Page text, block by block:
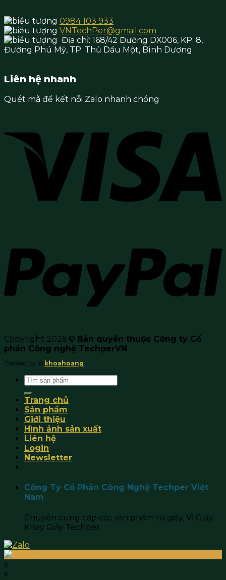
0984 103 933
VNTechPer@gmail.com
Địa chỉ: 168/42 Đường DX006, KP. 8,
Đường Phú Mỹ, TP. Thủ Dầu Một, Bình Dương
Liên hệ nhanh
Quét mã để kết nỗi Zalo nhanh chóng
Copyright 2026 © Bản quyền thuộc Công ty Cổ
phần Công nghệ TechperVN
Created by © khoahoang
Search
for:
Trang chủ
Sản phẩm
Giới thiệu
Hình ảnh sản xuất
Liên hệ
Login
Newsletter
Công Ty Cổ Phần Công Nghệ Techper Việt
Nam
Chuyên cung cấp các sản phẩm từ giấy, Vỉ Giấy,
Khay Giấy Techper
x
x